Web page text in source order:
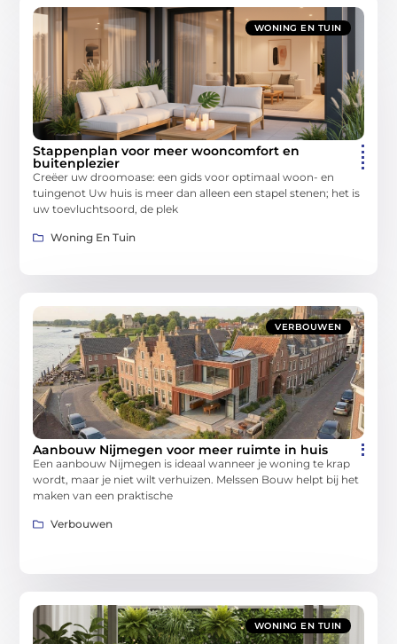
WONING EN TUIN
Stappenplan voor meer wooncomfort en
buitenplezier
Creëer uw droomoase: een gids voor optimaal woon- en
tuingenot Uw huis is meer dan alleen een stapel stenen; het is
uw toevluchtsoord, de plek
Woning En Tuin
VERBOUWEN
Aanbouw Nijmegen voor meer ruimte in huis
Een aanbouw Nijmegen is ideaal wanneer je woning te krap
wordt, maar je niet wilt verhuizen. Melssen Bouw helpt bij het
maken van een praktische
Verbouwen
WONING EN TUIN